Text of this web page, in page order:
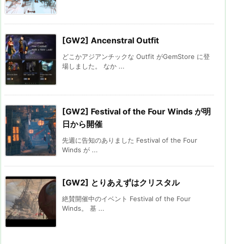
[GW2] Ancenstral Outfit
どこかアジアンチックな Outfit がGemStore に登
場しました。 なか ...
[GW2] Festival of the Four Winds が明
日から開催
先週に告知のありました Festival of the Four
Winds が ...
[GW2] とりあえずはクリスタル
絶賛開催中のイベント Festival of the Four
Winds。 基 ...